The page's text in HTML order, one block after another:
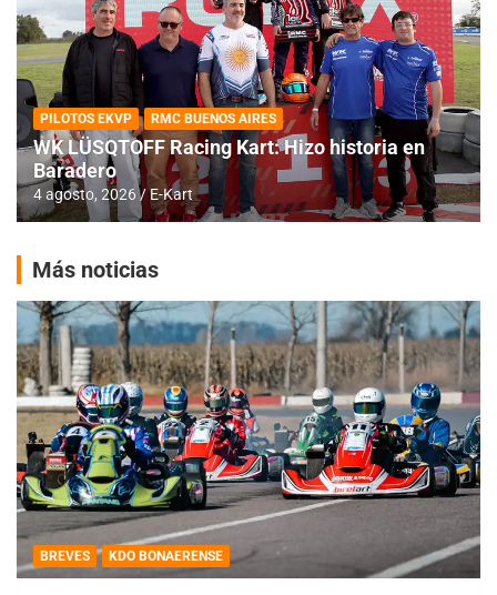
PILOTOS EKVP RMC BUENOS AIRES
WK LÜSQTOFF Racing Kart: Hizo historia en
Baradero
4 agosto, 2026 E-Kart
Más noticias
BREVES KDO BONAERENSE